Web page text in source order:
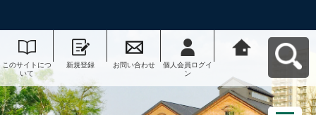
このサイトにつ
いて
新規登録 お問い合わせ
個人会員ログイ
ン
ナビへ戻る